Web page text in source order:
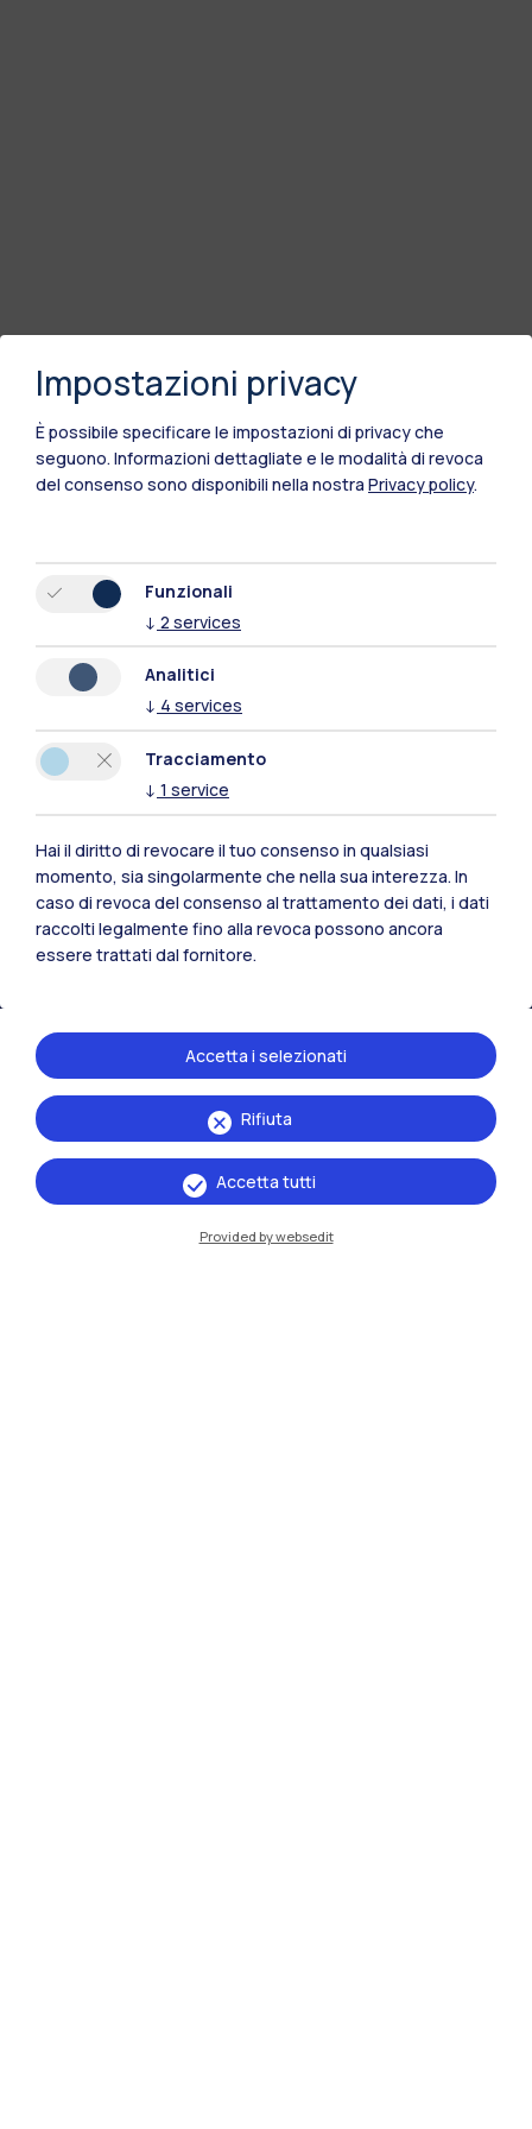
Polimi Community
Tutti i siti dell’ecosistema
Impostazioni privacy
È possibile specificare le impostazioni di privacy che
seguono. Informazioni dettagliate e le modalità di revoca
del consenso sono disponibili nella nostra Privacy policy.
Funzionali
↓ 2 services
Analitici
↓ 4 services
Tracciamento
↓ 1 service
Hai il diritto di revocare il tuo consenso in qualsiasi
momento, sia singolarmente che nella sua interezza. In
caso di revoca del consenso al trattamento dei dati, i dati
raccolti legalmente fino alla revoca possono ancora
essere trattati dal fornitore.
Rifiuta
Accetta i selezionati
Accetta tutti
Provided by websedit